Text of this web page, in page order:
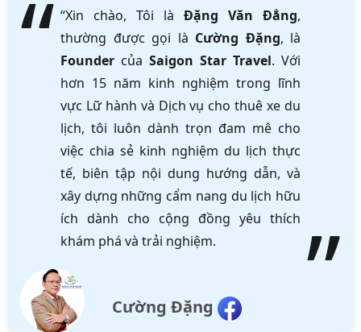
“Xin chào, Tôi là Đặng Văn Đẳng,
thường được gọi là Cường Đặng, là
Founder của Saigon Star Travel. Với
hơn 15 năm kinh nghiệm trong lĩnh
vực Lữ hành và Dịch vụ cho thuê xe du
lịch, tôi luôn dành trọn đam mê cho
việc chia sẻ kinh nghiệm du lịch thực
tế, biên tập nội dung hướng dẫn, và
xây dựng những cẩm nang du lịch hữu
ích dành cho cộng đồng yêu thích
khám phá và trải nghiệm.
Cường Đặng